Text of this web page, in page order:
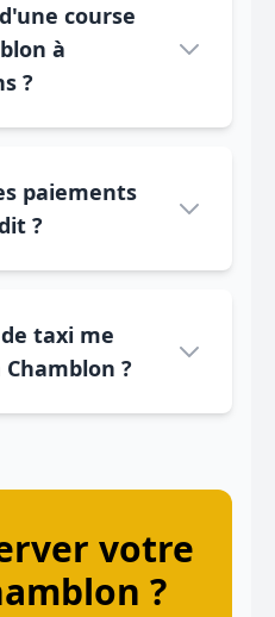
course
à
?
paiements
?
taxi me
?
votre
?